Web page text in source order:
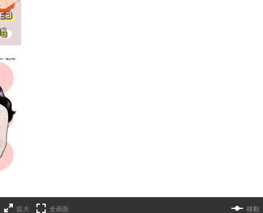
拡大 全画面 移動